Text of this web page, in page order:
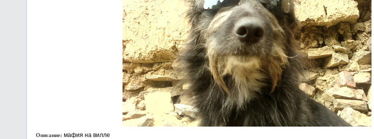
Описание: мафия на вилле